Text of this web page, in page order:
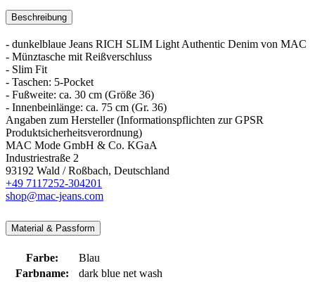
Beschreibung
- dunkelblaue Jeans RICH SLIM Light Authentic Denim von MAC
- Münztasche mit Reißverschluss
- Slim Fit
- Taschen: 5-Pocket
- Fußweite: ca. 30 cm (Größe 36)
- Innenbeinlänge: ca. 75 cm (Gr. 36)
Angaben zum Hersteller (Informationspflichten zur GPSR
Produktsicherheitsverordnung)
MAC Mode GmbH & Co. KGaA
Industriestraße 2
93192 Wald / Roßbach, Deutschland
+49 7117252-304201
shop@mac-jeans.com
Material & Passform
Farbe:
Blau
Farbname:
dark blue net wash